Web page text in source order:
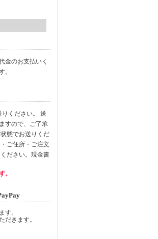
金のお支払いく
。
りください。 送
すので、ご了承
態でお送りくだ
ご住所・ご注文
ださい。現金書
。
す。
だきます。